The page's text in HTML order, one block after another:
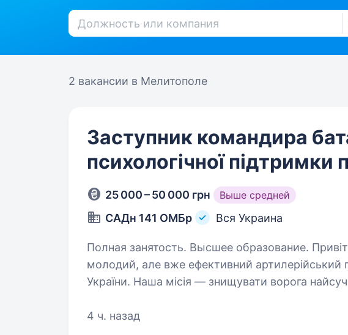
2 вакансии в Мелитополе
Заступник командира
психологічної підтримки
25 000 – 50 000 грн Выше средней
САДн 141 ОМБр Вся Украина
Полная занятость. Высшее образование. Привіт! Ми — САДн 141 ОМБр,
молодий, але вже ефективний артилерійський
України. Наша місія — знищувати ворога
4 ч. назад